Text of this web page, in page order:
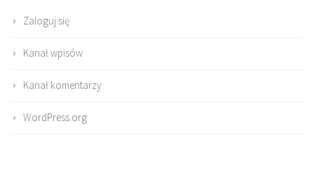
Zaloguj się
Kanał wpisów
Kanał komentarzy
WordPress.org